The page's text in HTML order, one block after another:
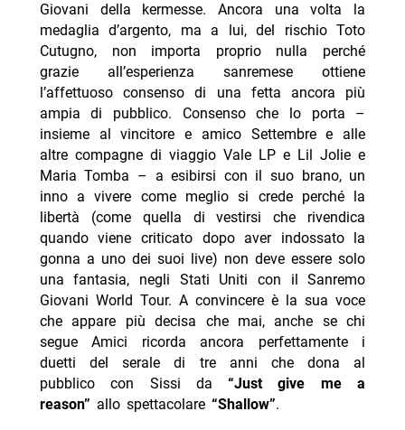
Giovani della kermesse. Ancora una volta la
medaglia d’argento, ma a lui, del rischio Toto
Cutugno, non importa proprio nulla perché
grazie all’esperienza sanremese ottiene
l’affettuoso consenso di una fetta ancora più
ampia di pubblico. Consenso che lo porta –
insieme al vincitore e amico Settembre e alle
altre compagne di viaggio Vale LP e Lil Jolie e
Maria Tomba – a esibirsi con il suo brano, un
inno a vivere come meglio si crede perché la
libertà (come quella di vestirsi che rivendica
quando viene criticato dopo aver indossato la
gonna a uno dei suoi live) non deve essere solo
una fantasia, negli Stati Uniti con il Sanremo
Giovani World Tour. A convincere è la sua voce
che appare più decisa che mai, anche se chi
segue Amici ricorda ancora perfettamente i
duetti del serale di tre anni che dona al
pubblico con Sissi da“Just give me a
reason” allo spettacolare “Shallow”.